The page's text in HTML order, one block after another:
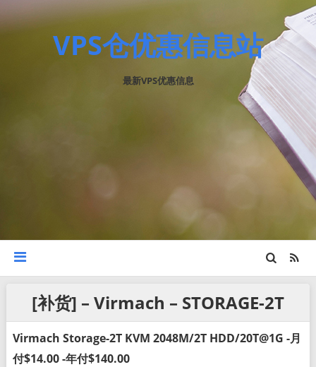
VPS仓优惠信息站
最新VPS优惠信息
[补货] – Virmach – STORAGE-2T
Virmach Storage-2T KVM 2048M/2T HDD/20T@1G -月
付$14.00 -年付$140.00